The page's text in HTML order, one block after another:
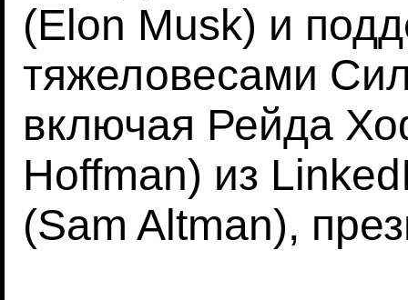
(Elon Musk) и
тяжеловесами
включая Рейда
Hoffman) из
(Sam Altman),